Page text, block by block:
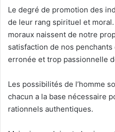
Le degré de promotion des
de leur rang spirituel et
moraux naissent de notre
satisfaction de nos
erronée et trop passionnelle
Les possibilités de l’homme
chacun a la base nécessaire
rationnels authentiques.